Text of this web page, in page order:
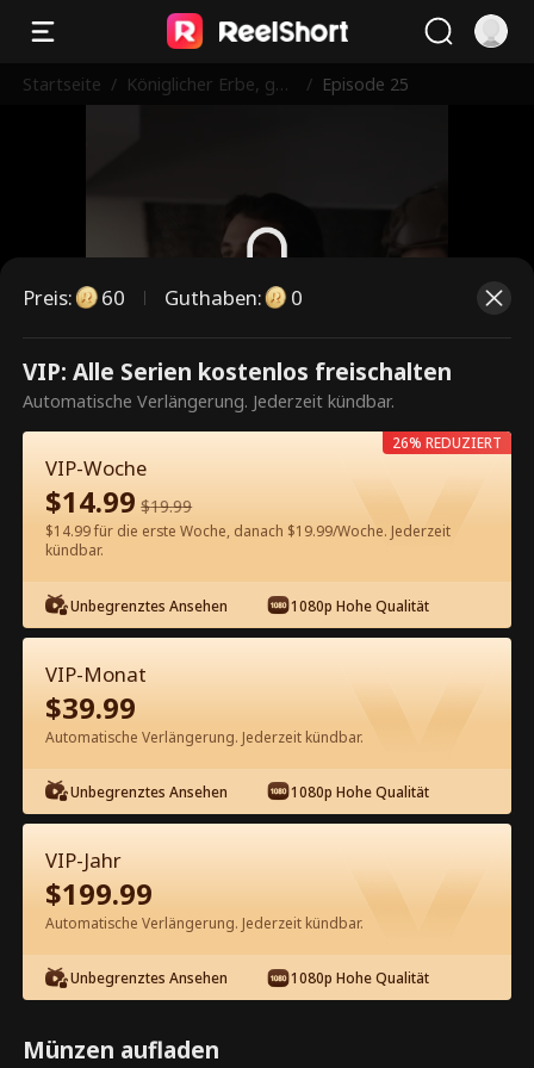
Startseite / Königlicher Erbe, geb
/ Episode 25
Dies ist eine kostenpflichtige
Episode. Bitte entsperren, um
weiterzusehen.
60Jetzt entsperren
Kostenlos in der App ansehen
Episode 25 - Königlicher Erbe,
gebrochenes Herz im Krieg
Kompletter Film
0-49 50-54
25 26 28 29
Preis: 60 Guthaben: 0
VIP: Alle Serien kostenlos freischalten
Automatische Verlängerung. Jederzeit kündbar.
VIP-Woche
$14.99 $19.99
$14.99 für die erste Woche, danach $19.99/Woche. Jederzeit
kündbar.
Unbegrenztes Ansehen 1080p Hohe Qualität
26% REDUZIERT
VIP-Monat
$39.99
Automatische Verlängerung. Jederzeit kündbar.
Unbegrenztes Ansehen 1080p Hohe Qualität
VIP-Jahr
$199.99
Automatische Verlängerung. Jederzeit kündbar.
Unbegrenztes Ansehen 1080p Hohe Qualität
Münzen aufladen